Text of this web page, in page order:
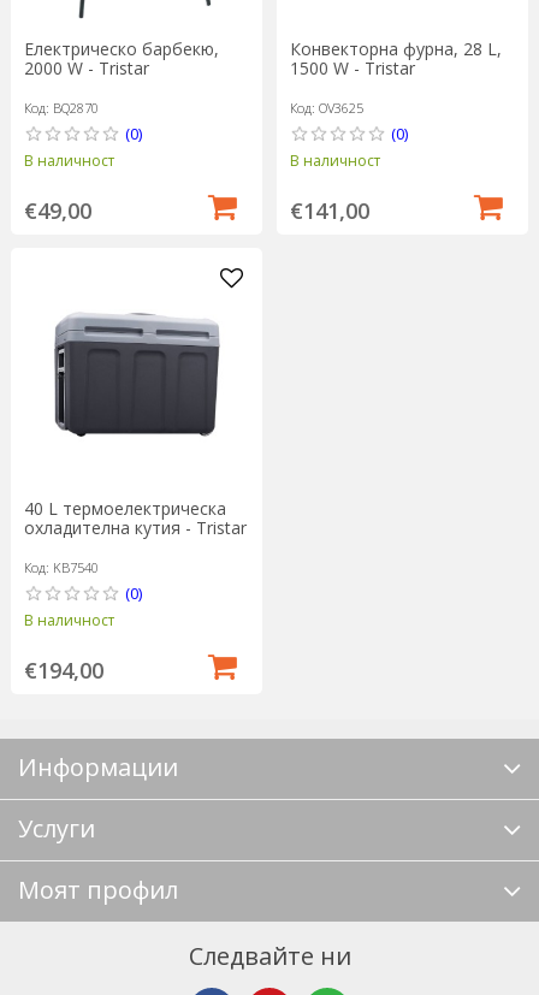
Електрическо барбекю,
2000 W - Tristar
Код: BQ2870
(0)
В наличност
€49,00
Конвекторна фурна, 28 L,
1500 W - Tristar
Код: OV3625
(0)
В наличност
€141,00
40 L термоелектрическа
охладителна кутия - Tristar
Код: KB7540
(0)
В наличност
€194,00
Информации
Услуги
Моят профил
Следвайте ни